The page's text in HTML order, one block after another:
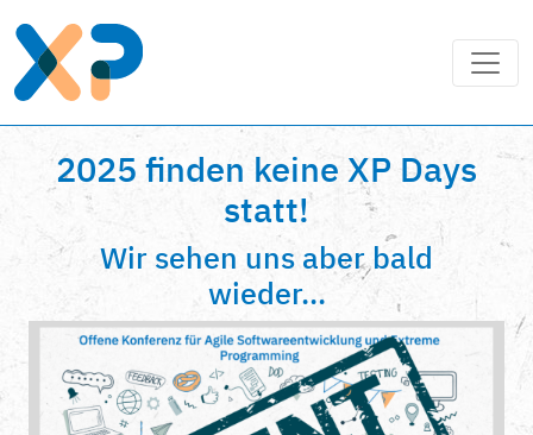
2025 finden keine XP Days
statt!
Wir sehen uns aber bald
wieder...